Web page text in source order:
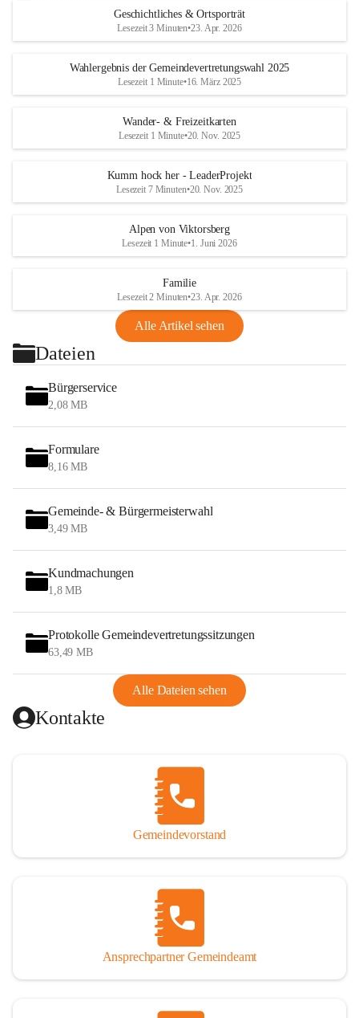
Geschichtliches & Ortsporträt
Lesezeit 3 Minuten•23. Apr. 2026
Wahlergebnis der Gemeindevertretungswahl 2025
Lesezeit 1 Minute•16. März 2025
Wander- & Freizeitkarten
Lesezeit 1 Minute•20. Nov. 2025
Kumm hock her - LeaderProjekt
Lesezeit 7 Minuten•20. Nov. 2025
Alpen von Viktorsberg
Lesezeit 1 Minute•1. Juni 2026
Familie
Lesezeit 2 Minuten•23. Apr. 2026
Alle Artikel sehen
Dateien
Bürgerservice
2,08 MB
Formulare
8,16 MB
Gemeinde- & Bürgermeisterwahl
3,49 MB
Kundmachungen
1,8 MB
Protokolle Gemeindevertretungssitzungen
63,49 MB
Alle Dateien sehen
Kontakte
Gemeindevorstand
Ansprechpartner Gemeindeamt